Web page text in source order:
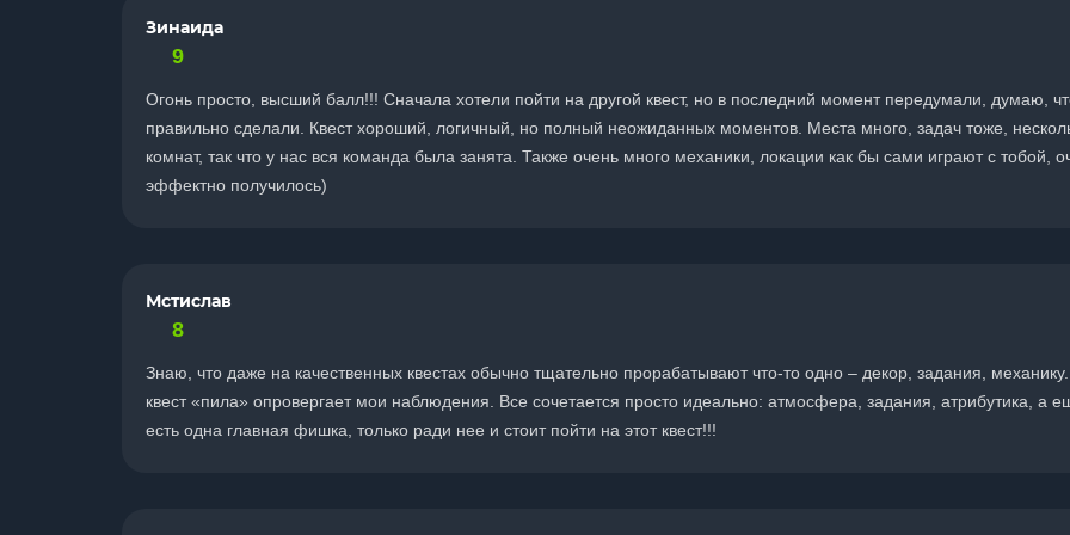
Зинаида
9
Огонь просто, высший балл!!! Сначала хотели пойти на другой квест, но в последний момент передумали, думаю,
правильно сделали. Квест хороший, логичный, но полный неожиданных моментов. Места много, задач тоже,
комнат, так что у нас вся команда была занята. Также очень много механики, локации как бы сами играют с тобой,
эффектно получилось)
Мстислав
8
Знаю, что даже на качественных квестах обычно тщательно прорабатывают что-то одно – декор, задания,
квест «пила» опровергает мои наблюдения. Все сочетается просто идеально: атмосфера, задания, атрибутика, а
есть одна главная фишка, только ради нее и стоит пойти на этот квест!!!